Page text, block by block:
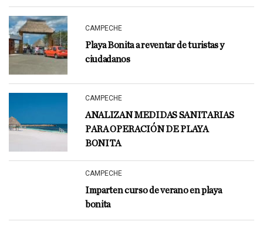
CAMPECHE
Playa Bonita a reventar de turistas y
ciudadanos
CAMPECHE
ANALIZAN MEDIDAS SANITARIAS
PARA OPERACIÓN DE PLAYA
BONITA
CAMPECHE
Imparten curso de verano en playa
bonita